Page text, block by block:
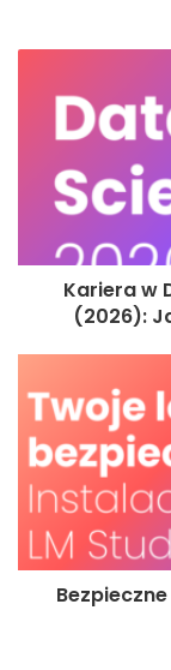
Kariera w
(2026):